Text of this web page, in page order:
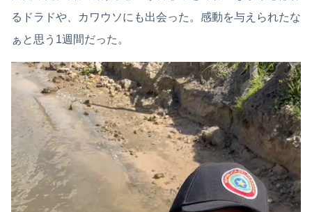
るドラドや、カワウソにも出会った。感動を与えられたな
ぁと思う1週間だった。